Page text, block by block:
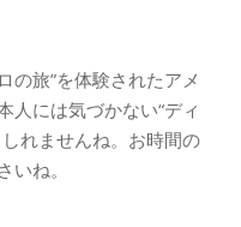
の旅”を体験されたアメ
人には気づかない“ディ
れませんね。お時間の
ね。